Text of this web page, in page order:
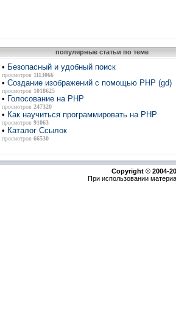
популярные статьи по теме
• Безопасный и удобный поиск
просмотров 1113066
• Создание изображений с помощью PHP (gd)
просмотров 1018625
• Голосование на PHP
просмотров 247320
• Как научиться программировать на PHP
просмотров 91063
• Каталог Ссылок
просмотров 66530
Copyright © 2004-
При использовании